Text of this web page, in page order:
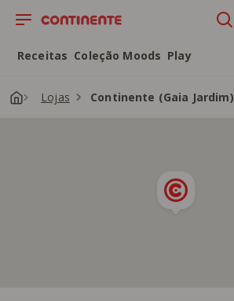
Saltar para o conteúdo principal
Receitas Coleção Moods Play
Lojas Continente (Gaia Jardim)